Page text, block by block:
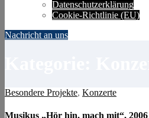
Datenschutzerklärung
Cookie-Richtlinie (EU)
Nachricht an uns
Besondere Projekte, Konzerte
Musikus „Hör hin, mach mit“, 2006